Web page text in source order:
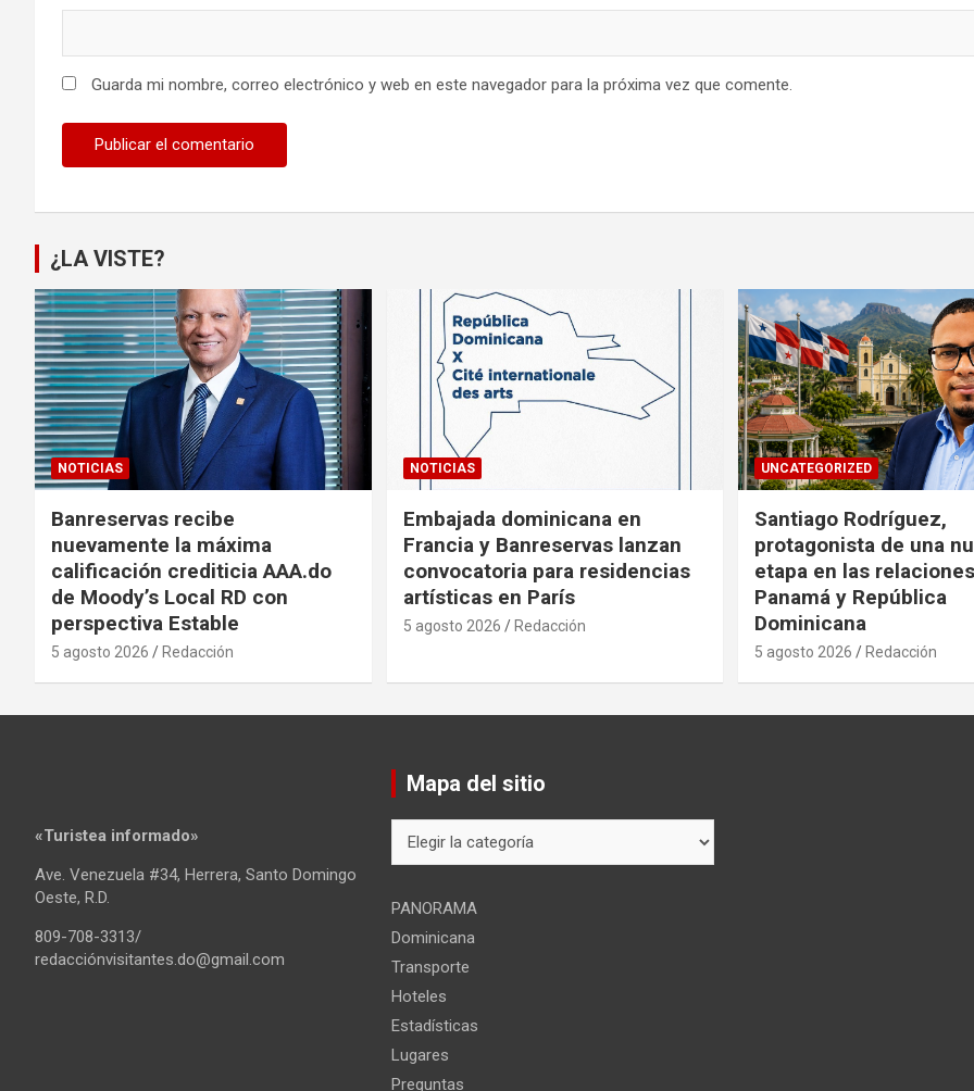
Guarda mi nombre, correo electrónico y web en este navegador para la próxima vez que comente.
¿LA VISTE?
NOTICIAS
Banreservas recibe
nuevamente la máxima
calificación crediticia AAA.do
de Moody’s Local RD con
perspectiva Estable
5 agosto 2026 Redacción
NOTICIAS
Embajada dominicana en
Francia y Banreservas lanzan
convocatoria para residencias
artísticas en París
5 agosto 2026 Redacción
UNCATEGORIZED
Santiago Rodríguez,
protagonista de una
etapa en las
Panamá y República
Dominicana
5 agosto 2026 Redacción
«Turistea informado»
Ave. Venezuela #34, Herrera, Santo Domingo
Oeste, R.D.
809-708-3313/
redacciónvisitantes.do@gmail.com
Mapa del sitio
del
PANORAMA
Dominicana
Transporte
Hoteles
Estadísticas
Lugares
Preguntas